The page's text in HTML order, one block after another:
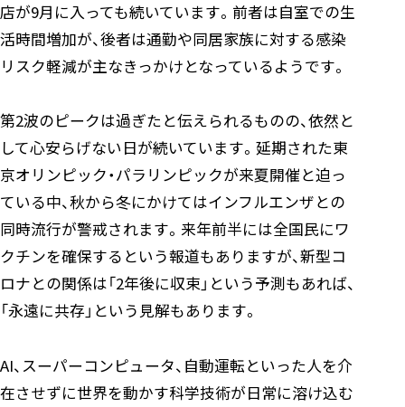
店が9月に入っても続いています。前者は自室での生
活時間増加が、後者は通勤や同居家族に対する感染
リスク軽減が主なきっかけとなっているようです。
第2波のピークは過ぎたと伝えられるものの、依然と
して心安らげない日が続いています。延期された東
京オリンピック・パラリンピックが来夏開催と迫っ
ている中、秋から冬にかけてはインフルエンザとの
同時流行が警戒されます。来年前半には全国民にワ
クチンを確保するという報道もありますが、新型コ
ロナとの関係は「2年後に収束」という予測もあれば、
「永遠に共存」という見解もあります。
AI、スーパーコンピュータ、自動運転といった人を介
在させずに世界を動かす科学技術が日常に溶け込む